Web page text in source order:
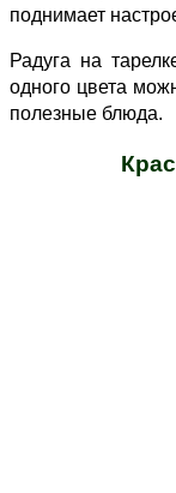
поднимает
Радуга на
одного цвета
полезные блюда.